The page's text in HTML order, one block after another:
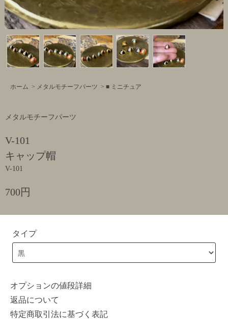
ホーム > メタルモチーフパーツ > ■ ミニチュア
メタルモチーフパーツ
V-101
キャップ帽
V-101
700円
タイプ
オプションの値段詳細
返品について
特定商取引法に基づく表記